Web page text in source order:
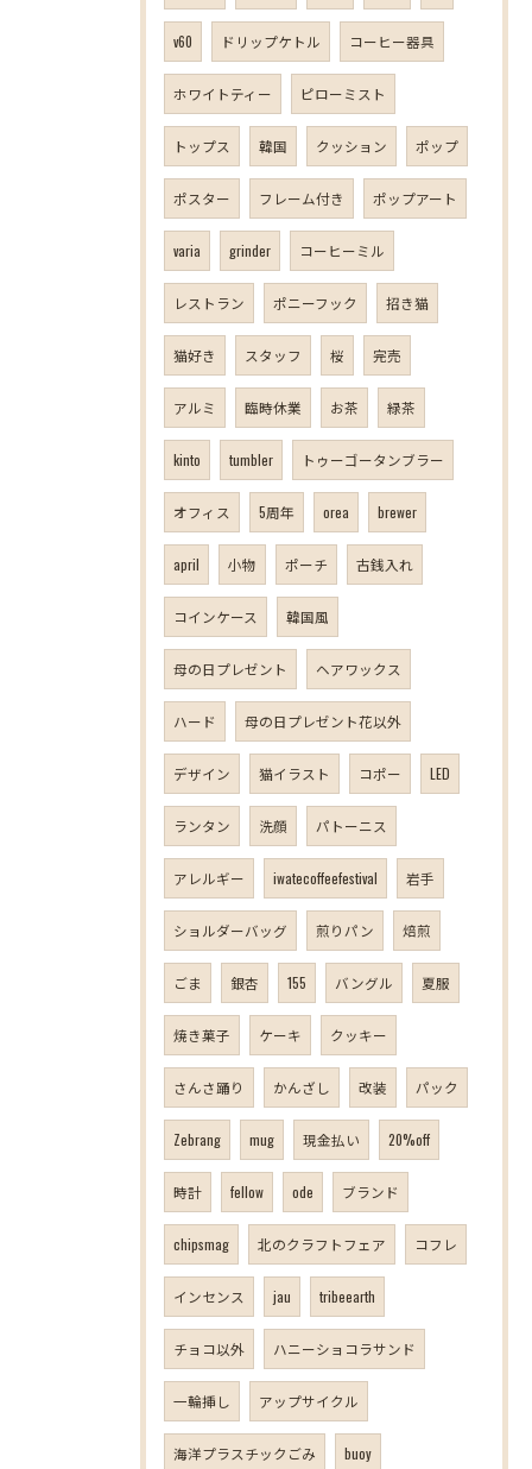
v60 ドリップケトル コーヒー器具
ホワイトティー ピローミスト
トップス 韓国 クッション ポップ
ポスター フレーム付き ポップアート
varia grinder コーヒーミル
レストラン ポニーフック 招き猫
猫好き スタッフ 桜 完売
アルミ 臨時休業 お茶 緑茶
kinto tumbler トゥーゴータンブラー
オフィス 5周年 orea brewer
april 小物 ポーチ 古銭入れ
コインケース 韓国風
母の日プレゼント ヘアワックス
ハード 母の日プレゼント花以外
デザイン 猫イラスト コポー LED
ランタン 洗顔 パトーニス
アレルギー iwatecoffeefestival 岩手
ショルダーバッグ 煎りパン 焙煎
ごま 銀杏 155 バングル 夏服
焼き菓子 ケーキ クッキー
さんさ踊り かんざし 改装 パック
Zebrang mug 現金払い 20%off
時計 fellow ode ブランド
chipsmag 北のクラフトフェア コフレ
インセンス jau tribeearth
チョコ以外 ハニーショコラサンド
一輪挿し アップサイクル
海洋プラスチックごみ buoy